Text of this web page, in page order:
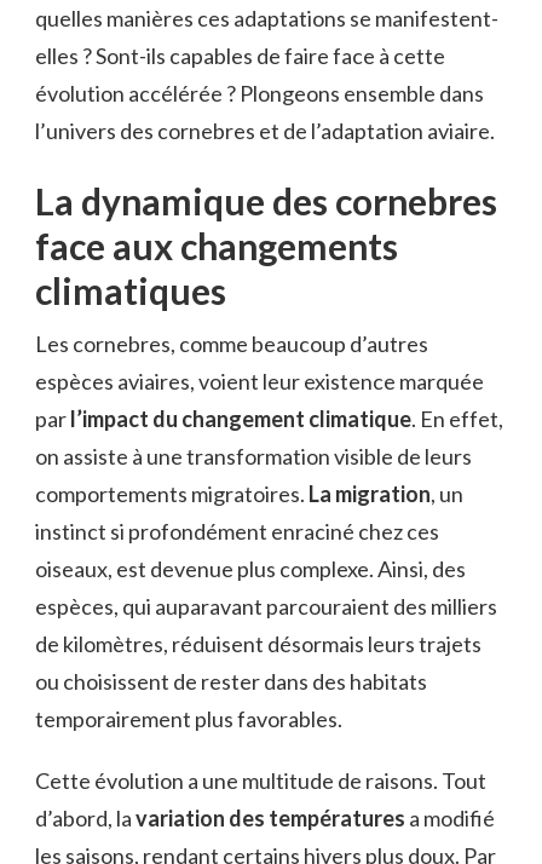
quelles manières ces adaptations se manifestent-
elles ? Sont-ils capables de faire face à cette
évolution accélérée ? Plongeons ensemble dans
l’univers des cornebres et de l’adaptation aviaire.
La dynamique des cornebres
face aux changements
climatiques
Les cornebres, comme beaucoup d’autres
espèces aviaires, voient leur existence marquée
parl’impact du changement climatique. En effet,
on assiste à une transformation visible de leurs
comportements migratoires. La migration, un
instinct si profondément enraciné chez ces
oiseaux, est devenue plus complexe. Ainsi, des
espèces, qui auparavant parcouraient des milliers
de kilomètres, réduisent désormais leurs trajets
ou choisissent de rester dans des habitats
temporairement plus favorables.
Cette évolution a une multitude de raisons. Tout
d’abord, lavariation des températures a modifié
les saisons, rendant certains hivers plus doux. Par